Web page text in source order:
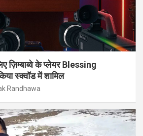
ज़िम्बाब्वे के प्लेयर Blessing
स्क्वॉड में शामिल
Randhawa